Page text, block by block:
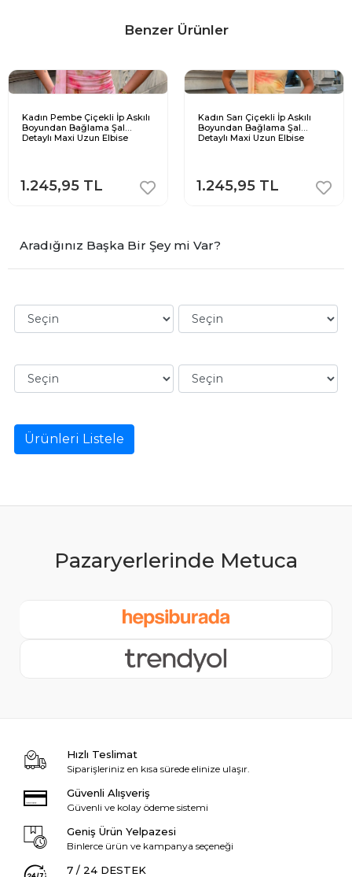
Benzer Ürünler
Kadın Pembe Çiçekli İp Askılı
Boyundan Bağlama Şal
Detaylı Maxi Uzun Elbise
1.245,95 TL
Kadın Sarı Çiçekli İp Askılı
Boyundan Bağlama Şal
Detaylı Maxi Uzun Elbise
1.245,95 TL
Aradığınız Başka Bir Şey mi Var?
Ürünleri Listele
Hızlı Teslimat
Siparişleriniz en kısa sürede elinize ulaşır.
Güvenli Alışveriş
Güvenli ve kolay ödeme sistemi
Geniş Ürün Yelpazesi
Binlerce ürün ve kampanya seçeneği
7 / 24 DESTEK